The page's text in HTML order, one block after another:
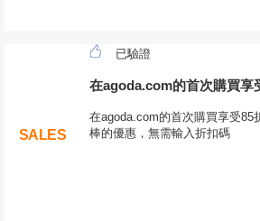
SALES
已驗證
在agoda.com的首次購買享
在agoda.com的首次購買享受85
棒的優惠，無需輸入折扣碼